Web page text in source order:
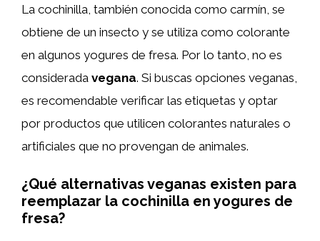
La cochinilla, también conocida como carmín, se
obtiene de un insecto y se utiliza como colorante
en algunos yogures de fresa. Por lo tanto, no es
considerada vegana. Si buscas opciones veganas,
es recomendable verificar las etiquetas y optar
por productos que utilicen colorantes naturales o
artificiales que no provengan de animales.
¿Qué alternativas veganas existen para
reemplazar la cochinilla en yogures de
fresa?